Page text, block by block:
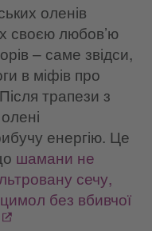
оленів
своєю любов’ю
– саме звідси,
в міфів про
трапези з
енергію. Це
шамани не
сечу,
без вбивчої